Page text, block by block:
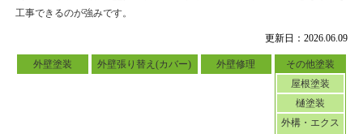
更新日：2026.06.09
外壁塗装 外壁張り替え(カバー) 外壁修理
その他塗装
屋根塗装
樋塗装
外構・エクス
工事できるのが強みです。